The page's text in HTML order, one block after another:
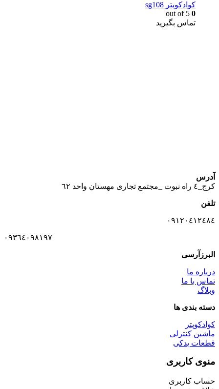
کوادکوپتر sg108
0
تماس بگیرید
آدرس
كرج_٤ راه نبوت _مجتمع تجارى مهستان واحد ٦٢
تلفن
٠٩١٢٠٤١٢٤٨٤
٠٩٣٦٤٠٩٨١٩٧
البرزآرسی
درباره ما
تماس با ما
وبلاگ
دسته بندی ها
کوادکوپتر
ماشین کنترلی
قطعات یدکی
منوی کاربری
حساب کاربری